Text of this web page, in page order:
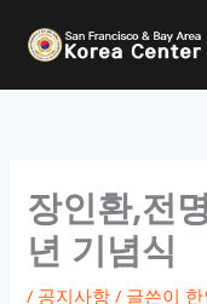
장인환,전
년 기념식
/ 공지사항 / 글쓴이